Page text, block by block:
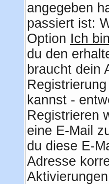
angegeben
passiert ist:
Option Ich
du den
braucht dein
kannst -
Registrieren
eine E-Mail
du diese E-
Adresse